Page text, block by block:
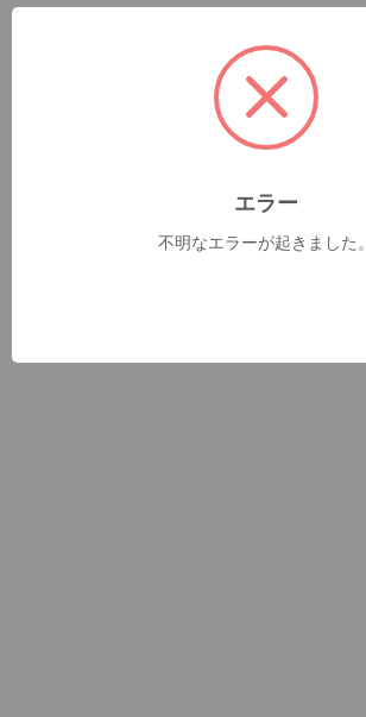
エラー
不明なエラーが起きました。